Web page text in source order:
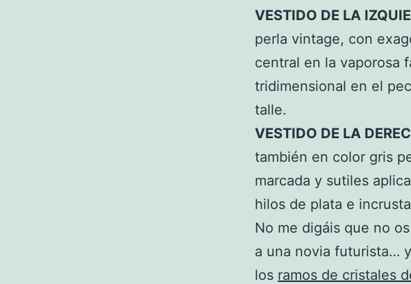
VESTIDO DE LA
perla vintage, con
central en la vaporosa
tridimensional en el
talle.
VESTIDO DE LA
también en color gris
marcada y sutiles
hilos de plata e
No me digáis que no
a una novia futurista…
los ramos de cristales